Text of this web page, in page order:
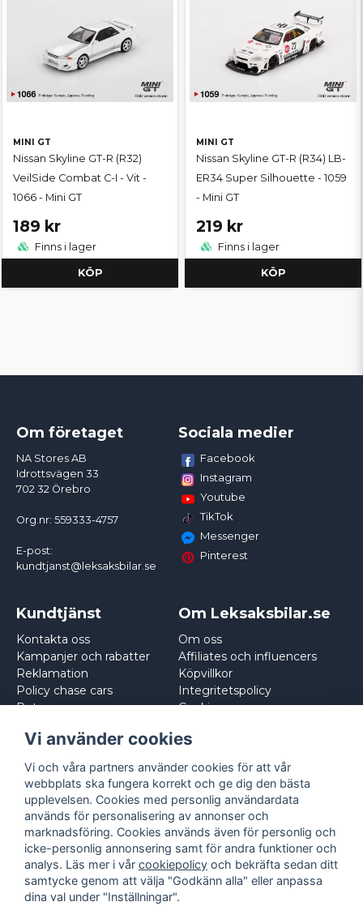
MINI GT
Nissan Skyline GT-R (R32)
VeilSide Combat C-I - Vit -
1066 - Mini GT
189 kr
Finns i lager
KÖP
MINI GT
Nissan Skyline GT-R (R34) LB-
ER34 Super Silhouette - 1059
- Mini GT
219 kr
Finns i lager
KÖP
Om företaget
NA Stores AB
Idrottsvägen 33
702 32 Örebro
Org.nr: 559333-4757
E-post:
kundtjanst@leksaksbilar.se
Sociala medier
Facebook
Instagram
Youtube
TikTok
Messenger
Pinterest
Kundtjänst
Kontakta oss
Kampanjer och rabatter
Reklamation
Policy chase cars
Returnera
Om Leksaksbilar.se
Om oss
Affiliates och influencers
Köpvillkor
Integritetspolicy
Cookies
Vi använder cookies
Vi och våra partners använder cookies för att vår
webbplats ska fungera korrekt och ge dig den bästa
upplevelsen. Cookies med personlig användardata
används för personalisering av annonser och
marknadsföring. Cookies används även för personlig och
icke-personlig annonsering samt för andra funktioner och
analys. Läs mer i vår cookiepolicy och bekräfta sedan ditt
samtycke genom att välja "Godkänn alla" eller anpassa
dina val under "Inställningar".